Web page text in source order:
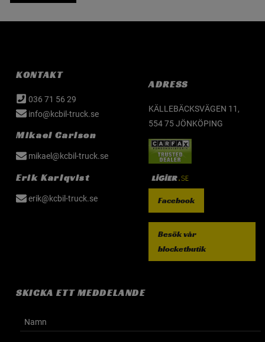
KONTAKT
036 71 56 29
info@kcbil-truck.se
Mikael Carlson
mikael@kcbil-truck.se
Erik Karlqvist
erik@kcbil-truck.se
ADRESS
KÄLLEBÄCKSVÄGEN 11,
554 75 JÖNKÖPING
Facebook
Besök vår
blocketbutik
SKICKA ETT MEDDELANDE